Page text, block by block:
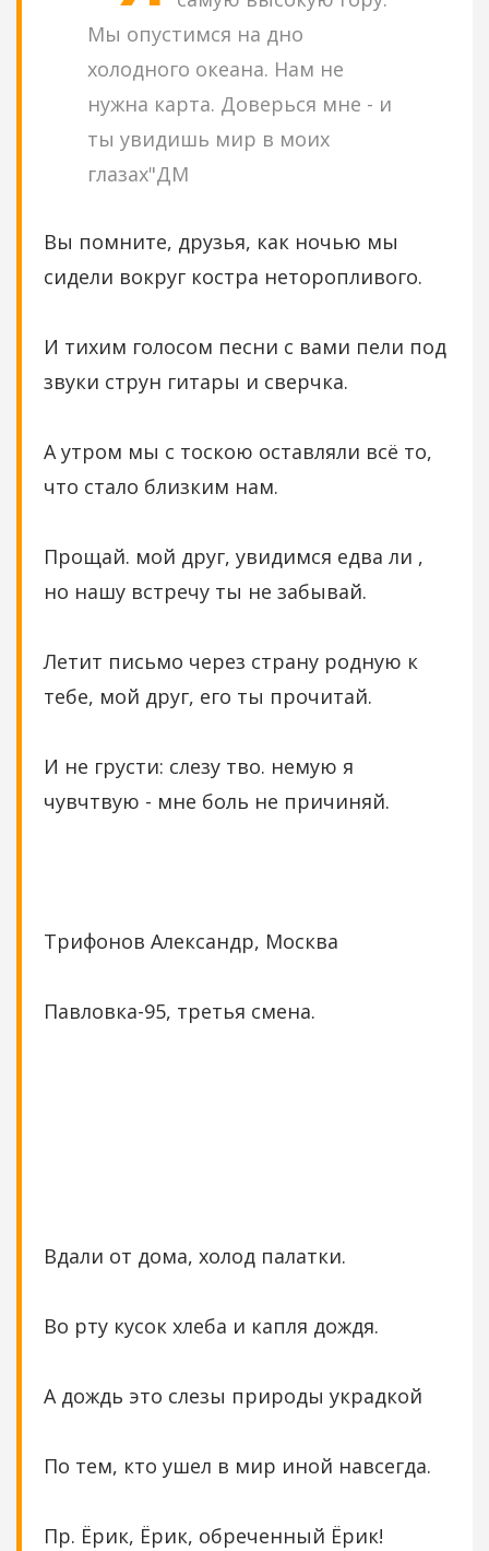
Мы опустимся на дно
холодного океана. Нам не
нужна карта. Доверься мне - и
ты увидишь мир в моих
глазах"ДМ
Вы помните, друзья, как ночью мы
сидели вокруг костра неторопливого.
И тихим голосом песни с вами пели под
звуки струн гитары и сверчка.
А утром мы с тоскою оставляли всё то,
что стало близким нам.
Прощай. мой друг, увидимся едва ли ,
но нашу встречу ты не забывай.
Летит письмо через страну родную к
тебе, мой друг, его ты прочитай.
И не грусти: слезу тво. немую я
чувчтвую - мне боль не причиняй.
Трифонов Александр, Москва
Павловка-95, третья смена.
Вдали от дома, холод палатки.
Во рту кусок хлеба и капля дождя.
А дождь это слезы природы украдкой
По тем, кто ушел в мир иной навсегда.
Пр. Ёрик, Ёрик, обреченный Ёрик!